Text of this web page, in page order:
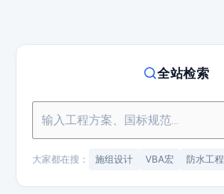
全站检索
大家都在搜： 施组设计 VBA宏 防水工程